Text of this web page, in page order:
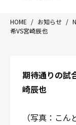
〒192-0072
営業時間：月
入会案内
見学・1日
HOME / お知らせ /
希VS宮崎辰也
期待通りの試
崎辰也
（写真：こん